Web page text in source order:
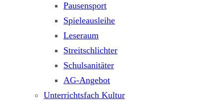
Pausensport
Spieleausleihe
Leseraum
Streitschlichter
Schulsanitäter
AG-Angebot
Unterrichtsfach Kultur